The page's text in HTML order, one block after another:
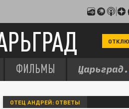
ФИЛЬМЫ
ОТЕЦ АНДРЕЙ: ОТВЕТЫ